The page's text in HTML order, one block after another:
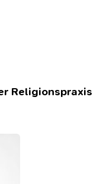
Religionspraxis